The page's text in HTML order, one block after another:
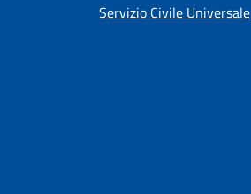
Servizio Civile Universale